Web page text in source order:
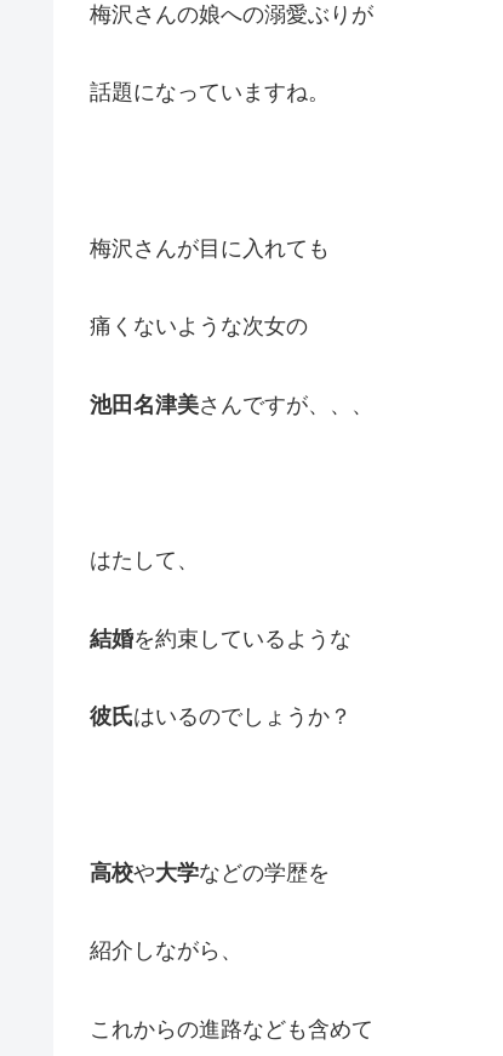
梅沢さんの娘への溺愛ぶりが
話題になっていますね。
梅沢さんが目に入れても
痛くないような次女の
池田名津美さんですが、、、
はたして、
結婚を約束しているような
彼氏はいるのでしょうか？
高校や大学などの学歴を
紹介しながら、
これからの進路なども含めて